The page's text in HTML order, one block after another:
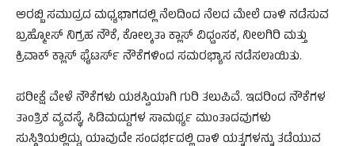
ಅರಬ್ಬಿ ಸಮುದ್ರದ ಮಧ್ಯಭಾಗದಲ್ಲಿ ನೆಲದಿಂದ ನೆಲದ ಮೇಲೆ ದಾಳಿ ನಡೆಸುವ
ಬ್ರಹ್ಮೋಸ್ ನಿಗ್ರಹ ನೌಕೆ, ಕೋಲ್ಕತಾ ಕ್ಲಾಸ್ ವಿಧ್ವಂಸಕ, ನೀಲಗಿರಿ ಮತ್ತು
ಕ್ರಿವಾಕ್ ಕ್ಲಾಸ್ ಫೈಟರ್ಸ್ ನೌಕೆಗಳಿಂದ ಸಮರಭ್ಯಾಸ ನಡೆಸಲಾಯಿತು.
ಪರೀಕ್ಷೆ ವೇಳೆ ನೌಕೆಗಳು ಯಶಸ್ವಿಯಾಗಿ ಗುರಿ ತಲುಪಿವೆ. ಇದರಿಂದ ನೌಕೆಗಳ
ತಾಂತ್ರಿಕ ವ್ಯವಸ್ಥೆ, ಸಿಡಿಮದ್ದುಗಳ ಸಾಮರ್ಥ್ಯ ಮುಂತಾದವುಗಳು
ಸುಸ್ಥಿತಿಯಲ್ಲಿದ್ದು, ಯಾವುದೇ ಸಂದರ್ಭದಲ್ಲಿ ದಾಳಿ ಯತ್ನಗಳನ್ನು ತಡೆಯುವ